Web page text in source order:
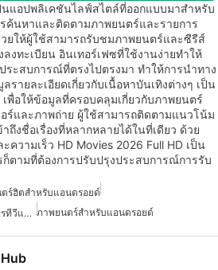
นแอปพลิเคชันไลฟ์สไตล์ที่ออกแบบมาสำหรับ
ค้นหาและติดตามภาพยนตร์และรายการ
ยให้ผู้ใช้สามารถรับชมภาพยนตร์และซีรีส์
งทะเบียน อินเทอร์เฟซที่ใช้งานง่ายทำให้
ระสบการณ์ที่ตรงไปตรงมา ทำให้การนำทาง
ายละเอียดเกี่ยวกับเนื้อหาบันเทิงต่างๆ เป็น
เพื่อให้ข้อมูลที่ครอบคลุมเกี่ยวกับภาพยนตร์
ร์และภาพถ่าย ผู้ใช้สามารถติดตามแนวโน้ม
ถึงชื่อเรื่องที่หลากหลายได้ในที่เดียว ด้วย
ความเร็ว HD Movies 2026 Full HD เป็น
ก็ตามที่ต้องการปรับปรุงประสบการณ์การรับ
ร์ฮิตสำหรับแอนดรอยด์
แอปพลิเคชันสำหรับติดตามรายการทีวีและภาพยนตร์ ภาพยนตร์สำหรับแอนดรอยด์